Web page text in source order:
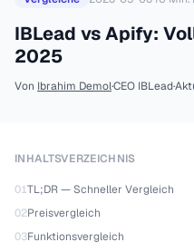
IBLead vs Apify:
2025
Von Ibrahim Demol·CEO IBLead·
INHALTSVERZEICHNIS
01TL;DR — Schneller Vergleich
02Preisvergleich
03Funktionsvergleich